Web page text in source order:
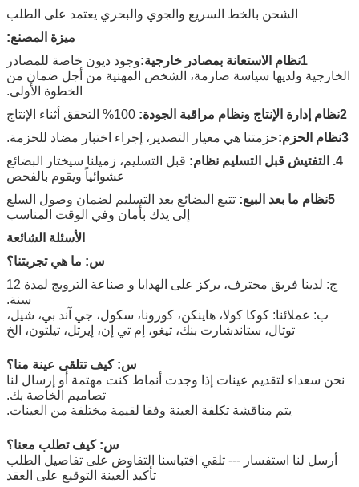
الشحن بالخط السريع والجوي والبحري يعتمد على الطلب
ميزة المصنع:
1نظام الاستعانة بمصادر خارجية:
وجود ديون خاصة للمصادر
الخارجية ولديها سياسة صارمة، الشخص المهنية من أجل ضمان من
الخطوة الأولى.
2نظام إدارة الإنتاج ونظام مراقبة الجودة:
100% التحقق أثناء الإنتاج
3نظام الحزم:
حزمتنا هي معيار التصدير، إجراء اختبار مضاد للحزمة.
4. التفتيش قبل التسليم نظام:
قبل التسليم، زميلنا سيختار البضائع
عشوائياً ويقوم بالفحص
5نظام ما بعد البيع:
تتبع البضائع بعد التسليم لضمان وصول السلع
إلى يدك بأمان وفي الوقت المناسب
الأسئلة الشائعة
س: ما هي تجربتنا؟
ج: لدينا فريق محترف، يركز على الهدايا و صناعة الترويج لمدة 12
سنة.
ب: عملائنا: كوكا كولا، هاينكن، كورونا، سكول، جي آند بي، شيل،
توتال، ستاندشارت بنك، تيغو، إم تي إن، إيرتل، تيلتون، الخ
س: كيف تتلقى عينة منا؟
نحن سعداء لتقديم عينات إذا وجدت أنماط كنت مهتمة أو إرسال لنا
تصاميم الخاصة بك.
يتم مناقشة تكلفة العينة وفقا لقيمة مختلفة من العينات.
س: كيف تطلب معنا؟
أرسل لنا استفسار --- تلقي اقتباسنا التفاوض على تفاصيل الطلب
تأكيد العينة التوقيع على العقد